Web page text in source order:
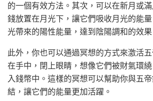
的一個有效方法。其次，可以在新月或
錢放置在月光下，讓它們吸收月光的能
光帶來的陽性能量，達到陰陽調和的效果
此外，你也可以通過冥想的方式來激活
在手中，閉上眼睛，想像它們被財氣環
入錢幣中。這樣的冥想可以幫助你與五
結，讓它們的能量更加活躍。